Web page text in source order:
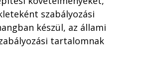
szabályozási
készül, az állami
tartalomnak